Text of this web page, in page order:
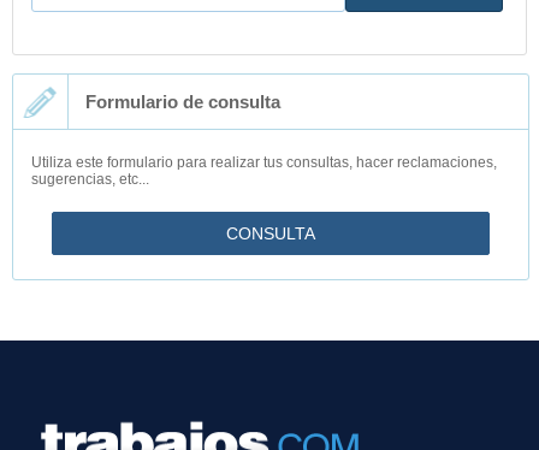
Formulario de consulta
Utiliza este formulario para realizar tus consultas, hacer reclamaciones,
sugerencias, etc...
CONSULTA